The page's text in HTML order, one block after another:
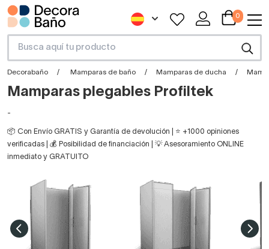
0
Decorabaño Mamparas de baño Mamparas de ducha
Mamparas plegables Profiltek
-
📦 Con Envío GRATIS y Garantía de devolución | ⭐ +1000 opiniones
verificadas | 💰 Posibilidad de financiación | 💡 Asesoramiento ONLINE
inmediato y GRATUITO